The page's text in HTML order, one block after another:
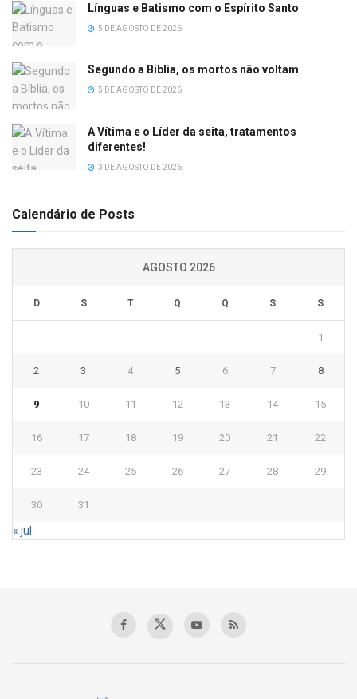
Línguas e Batismo com o Espírito Santo
5 DE AGOSTO DE 2026
Segundo a Bíblia, os mortos não voltam
5 DE AGOSTO DE 2026
A Vítima e o Líder da seita, tratamentos
diferentes!
3 DE AGOSTO DE 2026
Calendário de Posts
AGOSTO 2026
D S T Q Q S S
1
2 3 4 5 6 7 8
9 10 11 12 13 14 15
16 17 18 19 20 21 22
23 24 25 26 27 28 29
30 31
« jul